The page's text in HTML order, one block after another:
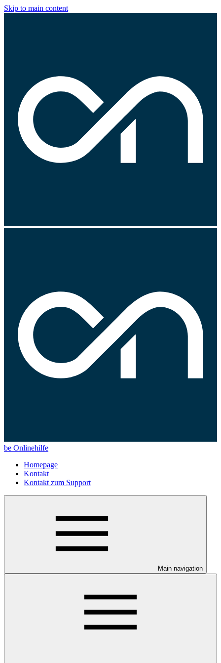
Skip to main content
be Onlinehilfe
Homepage
Kontakt
Kontakt zum Support
Main navigation